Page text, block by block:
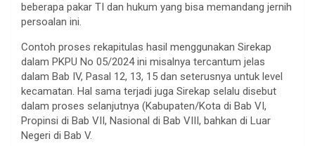
beberapa pakar TI dan hukum yang bisa memandang jernih
persoalan ini.
Contoh proses rekapitulas hasil menggunakan Sirekap
dalam PKPU No 05/2024 ini misalnya tercantum jelas
dalam Bab IV, Pasal 12, 13, 15 dan seterusnya untuk level
kecamatan. Hal sama terjadi juga Sirekap selalu disebut
dalam proses selanjutnya (Kabupaten/Kota di Bab VI,
Propinsi di Bab VII, Nasional di Bab VIII, bahkan di Luar
Negeri di Bab V.